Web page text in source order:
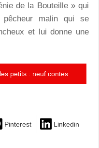
de la Bouteille » qui
pêcheur malin qui se
et lui donne une
petits : neuf contes
Pinterest Linkedin